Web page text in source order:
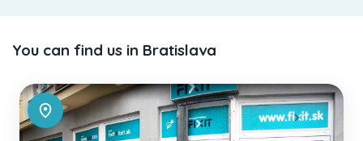
You can find us in Bratislava